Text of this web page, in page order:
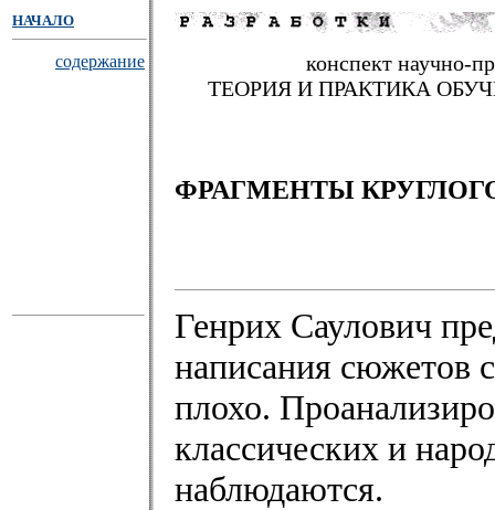
НАЧАЛО
содержание
конспект научно-
ТЕОРИЯ И ПРАКТИКА
ФРАГМЕНТЫ
Генрих Саулович
написания сюжетов
плохо.
классических и
наблюдаются.